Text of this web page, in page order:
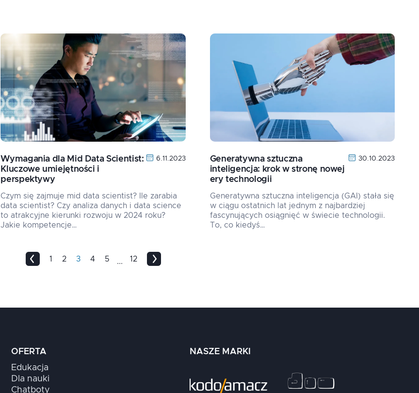
Wymagania dla Mid Data Scientist:
Kluczowe umiejętności i
perspektywy
6.11.2023
Czym się zajmuje mid data scientist? Ile zarabia
data scientist? Czy analiza danych i data science
to atrakcyjne kierunki rozwoju w 2024 roku?
Jakie kompetencje…
Generatywna sztuczna
inteligencja: krok w stronę nowej
ery technologii
30.10.2023
Generatywna sztuczna inteligencja (GAI) stała się
w ciągu ostatnich lat jednym z najbardziej
fascynujących osiągnięć w świecie technologii.
To, co kiedyś…
1 2 3 4 5 ... 12
OFERTA
Edukacja
Dla nauki
Chatboty
NASZE MARKI